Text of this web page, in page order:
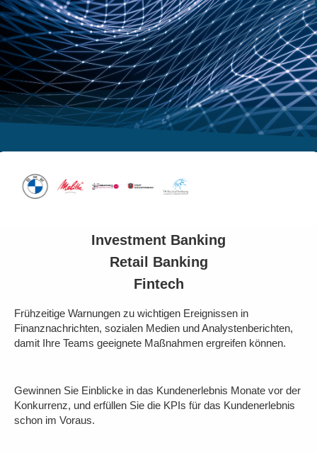
Investment Banking
Retail Banking
Fintech
Frühzeitige Warnungen zu wichtigen Ereignissen in
Finanznachrichten, sozialen Medien und Analystenberichten,
damit Ihre Teams geeignete Maßnahmen ergreifen können.
Gewinnen Sie Einblicke in das Kundenerlebnis Monate vor der
Konkurrenz, und erfüllen Sie die KPIs für das Kundenerlebnis
schon im Voraus.